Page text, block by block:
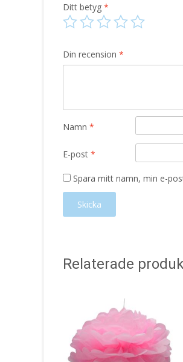
Ditt betyg *
Din recension *
Namn *
E-post *
Spara mitt namn, min e-
Relaterade